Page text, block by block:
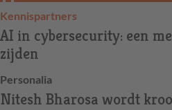
Kennispartners
AI in cybersecurity: een
zijden
Personalia
Nitesh Bharosa wordt